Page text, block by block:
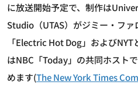
に放送開始予定で、制作は
Studio（UTAS）がジミー・フ
「Electric Hot Dog」および
はNBC「Today」の共同ホスト
めます(The New York Times